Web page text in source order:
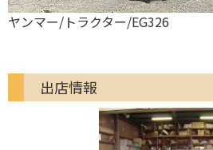
ヤンマー/トラクター/EG326
出店情報